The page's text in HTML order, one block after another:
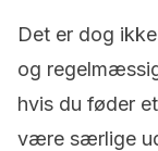
Det er dog
og
hvis du føder
være særlige